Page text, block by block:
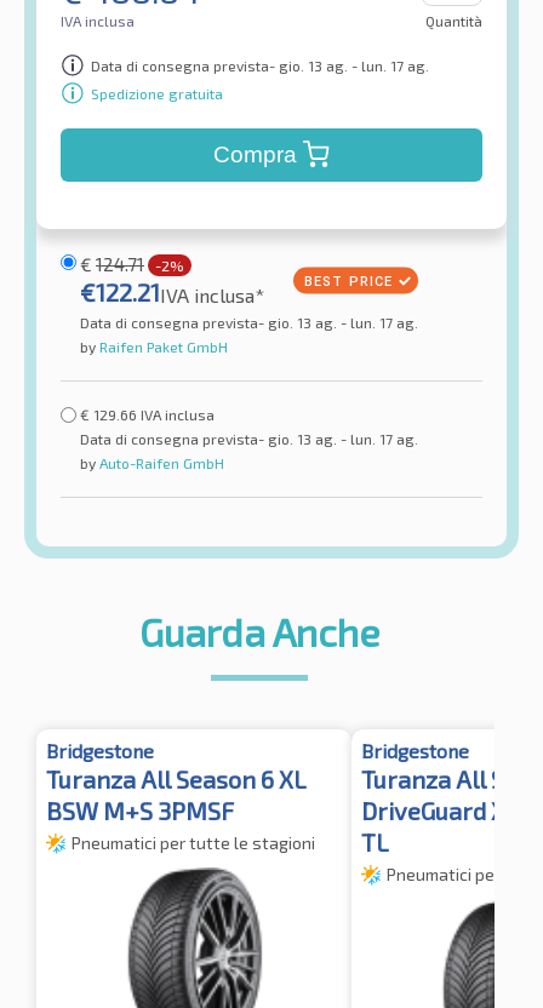
IVA inclusa Quantità
Data di consegna prevista- gio. 13 ag. - lun. 17 ag.
Spedizione gratuita
Compra
€ 124.71 -2%
€122.21IVA inclusa*
Data di consegna prevista- gio. 13 ag. - lun. 17 ag.
by Raifen Paket GmbH
€ 129.66 IVA inclusa
Data di consegna prevista- gio. 13 ag. - lun. 17 ag.
by Auto-Raifen GmbH
Guarda Anche
Bridgestone
Turanza All Season 6 XL
BSW M+S 3PMSF
Pneumatici per tutte le stagioni
Bridgestone
Turanza All
DriveGuard XL
TL
Pneumatici per